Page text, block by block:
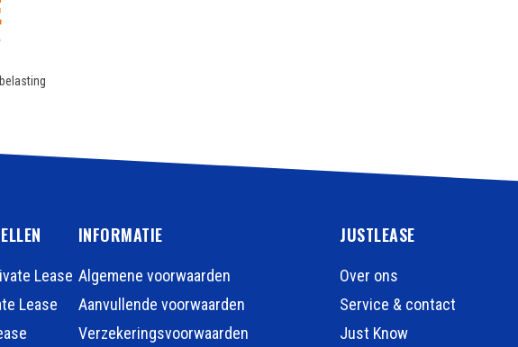
Lease
Lease
INFORMATIE
Algemene voorwaarden
Aanvullende voorwaarden
Verzekeringsvoorwaarden
JUSTLEASE
Over ons
Service & contact
Just Know